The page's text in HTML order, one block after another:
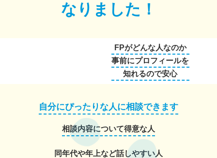
なりました！
FPがどんな人なのか
事前にプロフィールを
知れるので安心
自分にぴったりな人に相談できます
相談内容について得意な人
同年代や年上など話しやすい人